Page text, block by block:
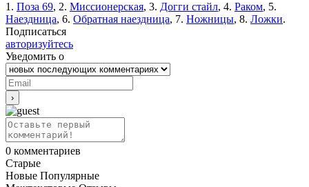
1. Поза 69, 2. Миссионерская, 3. Догги стайл, 4. Раком, 5.
Наездница, 6. Обратная наездница, 7. Ножницы, 8. Ложки.
Подписаться
авторизуйтесь
Уведомить о
0 комментариев
Старые
Новые Популярные